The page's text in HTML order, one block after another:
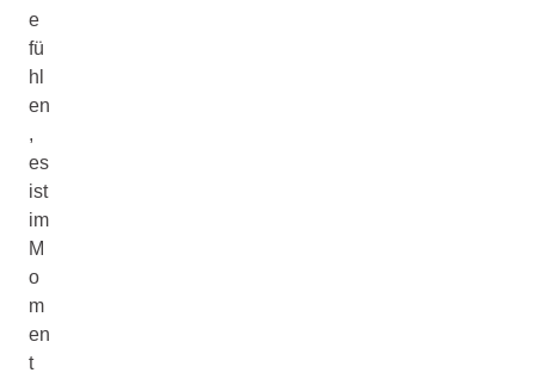
e
fü
hl
en
,
es
ist
im
M
o
m
en
t